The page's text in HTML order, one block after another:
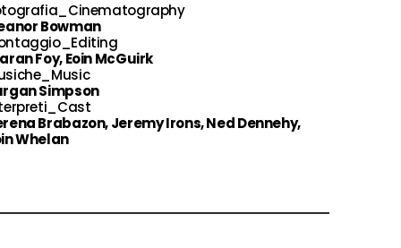
Bowman
Foy, Eoin McGuirk
Simpson
Brabazon, Jeremy Irons, Ned Dennehy,
Whelan